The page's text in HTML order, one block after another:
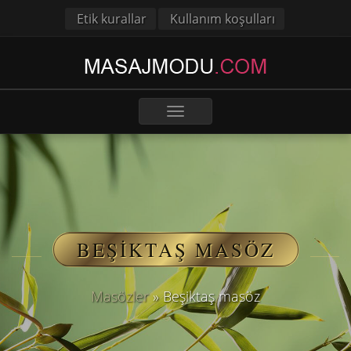
Etik kurallar Kullanım koşulları
Toggle
navigation
BEŞIKTAŞ MASÖZ
Masözler»Beşiktaş masöz